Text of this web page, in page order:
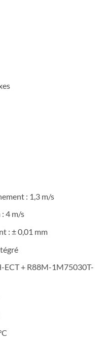
: 1,3 m/s
4 m/s
: ± 0,01 mm
ECT + R88M-1M75030T-